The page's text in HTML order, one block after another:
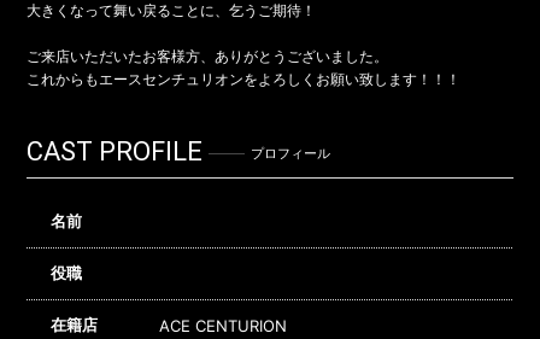
大きくなって舞い戻ることに、乞うご期待！
ご来店いただいたお客様方、ありがとうございました。
これからもエースセンチュリオンをよろしくお願い致します！！！
CAST PROFILE プロフィール
名前
役職
在籍店 ACE CENTURION